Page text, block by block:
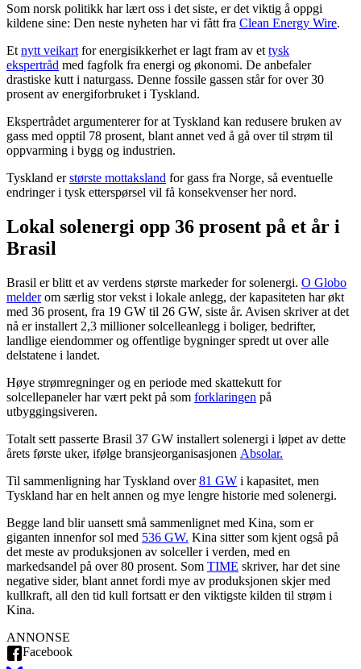
Som norsk politikk har lært oss i det siste, er det viktig å oppgi
kildene sine: Den neste nyheten har vi fått fra Clean Energy Wire.
Et nytt veikart for energisikkerhet er lagt fram av et tysk
ekspertråd med fagfolk fra energi og økonomi. De anbefaler
drastiske kutt i naturgass. Denne fossile gassen står for over 30
prosent av energiforbruket i Tyskland.
Ekspertrådet argumenterer for at Tyskland kan redusere bruken av
gass med opptil 78 prosent, blant annet ved å gå over til strøm til
oppvarming i bygg og industrien.
Tyskland erstørste mottaksland for gass fra Norge, så eventuelle
endringer i tysk etterspørsel vil få konsekvenser her nord.
Lokal solenergi opp 36 prosent på et år i
Brasil
Brasil er blitt et av verdens største markeder for solenergi. O Globo
melderom særlig stor vekst i lokale anlegg, der kapasiteten har økt
med 36 prosent, fra 19 GW til 26 GW, siste år. Avisen skriver at det
nå er installert 2,3 millioner solcelleanlegg i boliger, bedrifter,
landlige eiendommer og offentlige bygninger spredt ut over alle
delstatene i landet.
Høye strømregninger og en periode med skattekutt for
solcellepaneler har vært pekt på som forklaringen på
utbyggingsiveren.
Totalt sett passerte Brasil 37 GW installert solenergi i løpet av dette
årets første uker, ifølge bransjeorganisasjonen Absolar.
Til sammenligning har Tyskland over81 GW i kapasitet, men
Tyskland har en helt annen og mye lengre historie med solenergi.
Begge land blir uansett små sammenlignet med Kina, som er
giganten innenfor sol med 536 GW. Kina sitter som kjent også på
det meste av produksjonen av solceller i verden, med en
markedsandel på over 80 prosent. Som TIME skriver, har det sine
negative sider, blant annet fordi mye av produksjonen skjer med
kullkraft, all den tid kull fortsatt er den viktigste kilden til strøm i
Kina.
ANNONSE
Facebook